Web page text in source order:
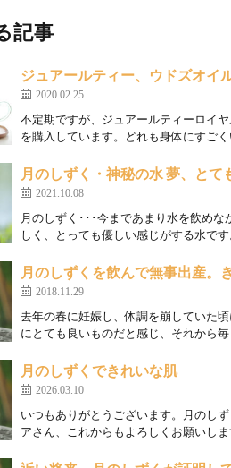
記事
ジュアールティー、ウドズオイ
2020.02.25
不定期ですが、ジュアールティーロイ
を購入しています。どれも身体にすご
月のしずく・神秘の水 夢、と
2021.10.08
月のしずく･･･今まであまり水を飲め
しく、とっても優しい感じがする水で
月のしずくを飲んで無事出産。
2018.11.29
去年の春に妊娠し、体調を崩していた
にとても良いものだと感じ、それから
月のしずくできれいな肌
2026.03.10
いつもありがとうございます。月のし
アさん、これからもよろしくお願いし